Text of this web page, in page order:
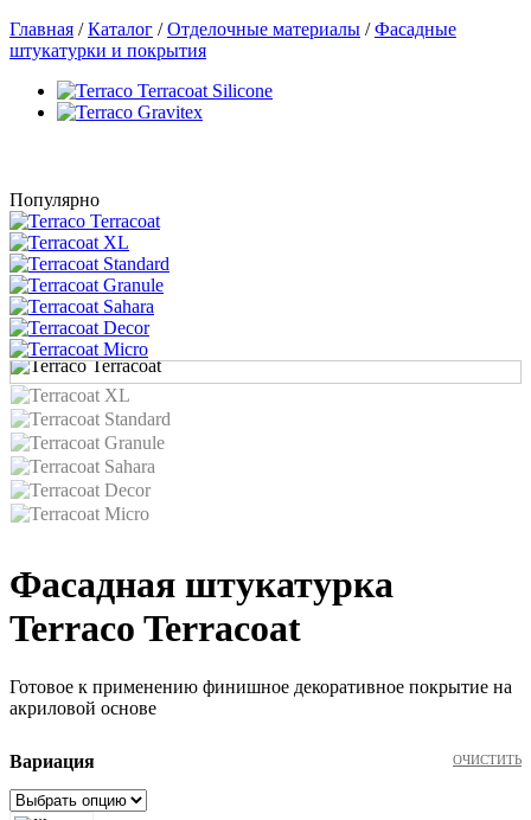
Главная / Каталог / Отделочные материалы / Фасадные
штукатурки и покрытия
Популярно
Фасадная штукатурка
Terraco Terracoat
Готовое к применению финишное декоративное покрытие на
акриловой основе
Вариация ОЧИСТИТЬ